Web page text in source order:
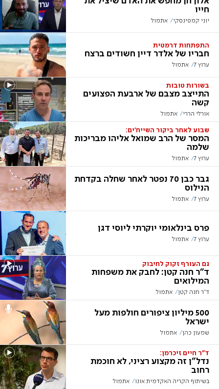
חייו
יוני קמפינסקי אתמול
התפתחות דרמטית
חבריו של אלדר דיין חשודים ברצח
ערוץ 7 אתמול
בשורות טובות
התייצב מצבם של ארבעת הפצועים
קשה
אורלי הררי אתמול
שבוע לאחר ביקור השייח'ים:
המסר של הרב שמואל אליהו מבריכות
שלמה
ערוץ 7 אתמול
גבר כבן 70 נפטר לאחר שחלה בקדחת
הנילוס
ערוץ 7 אתמול
פרס בינלאומי יוקרתי ליוסי דגן
ערוץ 7 אתמול
גם העורף זקוק לחיבוק
ד"ר חנה קטן: לחבק את משפחות
המילואים
ד"ר חנה קטן אתמול
500 מיליון ציפורים חולפות מעל
ישראל
שמעון כהן אתמול
ד"ר חיים זיכרמן:
נדל"ן זה מקצוע רציני, לא חוכמת
רחוב
בשיתוף הקריה האקדמית אונו אתמול